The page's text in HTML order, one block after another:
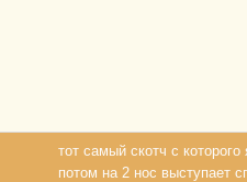
тот самый скотч с
потом на 2 нос выступает